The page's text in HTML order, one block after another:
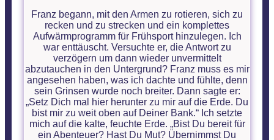
Franz begann, mit den Armen zu rotieren, sich zu
recken und zu strecken und ein komplettes
Aufwärmprogramm für Frühsport hinzulegen. Ich
war enttäuscht. Versuchte er, die Antwort zu
verzögern um dann wieder unvermittelt
abzutauchen in den Untergrund? Franz muss es mir
angesehen haben, was ich dachte und fühlte, denn
sein Grinsen wurde noch breiter. Dann sagte er:
„Setz Dich mal hier herunter zu mir auf die Erde. Du
bist mir zu weit oben auf Deiner Bank.“ Ich setzte
mich auf die kalte, feuchte Erde. „Bist Du bereit für
ein Abenteuer? Hast Du Mut? Übernimmst Du